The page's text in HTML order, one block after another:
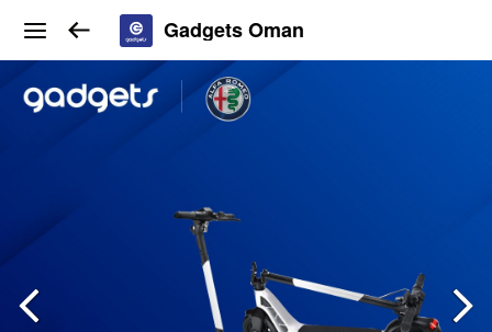
Gadgets Oman